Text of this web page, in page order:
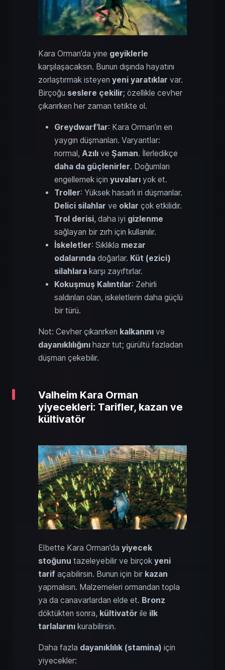
Kara Orman’da yine geyiklerle
karşılaşacaksın. Bunun dışında hayatını
zorlaştırmak isteyen yeni yaratıklar var.
Birçoğu seslere çekilir; özellikle cevher
çıkarırken her zaman tetikte ol.
Greydwarf’lar: Kara Orman’ın en
yaygın düşmanları. Varyantlar:
normal, Azılı ve Şaman. İlerledikçe
daha da güçlenirler. Doğumları
engellemek için yuvaları yok et.
Troller: Yüksek hasarlı iri düşmanlar.
Delici silahlar ve oklar çok etkilidir.
Trol derisi, daha iyi gizlenme
sağlayan bir zırh için kullanılır.
İskeletler: Sıklıkla mezar
odalarında doğarlar. Küt (ezici)
silahlara karşı zayıftırlar.
Kokuşmuş Kalıntılar: Zehirli
saldırıları olan, iskeletlerin daha güçlü
bir türü.
Not: Cevher çıkarırken kalkanını ve
dayanıklılığını hazır tut; gürültü fazladan
düşman çekebilir.
Valheim Kara Orman
yiyecekleri: Tarifler, kazan ve
kültivatör
Elbette Kara Orman’da yiyecek
stoğunu tazeleyebilir ve birçok yeni
tarif açabilirsin. Bunun için bir kazan
yapmalısın. Malzemeleri ormandan topla
ya da canavarlardan elde et. Bronz
döktükten sonra, kültivatör ile ilk
tarlalarını kurabilirsin.
Daha fazla dayanıklılık (stamina) için
yiyecekler: